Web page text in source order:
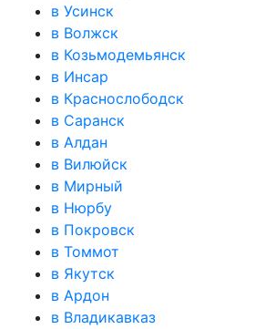
в Усинск
в Волжск
в Козьмодемьянск
в Инсар
в Краснослободск
в Саранск
в Алдан
в Вилюйск
в Мирный
в Нюрбу
в Покровск
в Томмот
в Якутск
в Ардон
в Владикавказ